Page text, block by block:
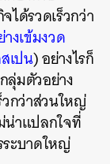
ได้รวดเร็วกว่า
งเข้มงวด
เปน) อย่างไรก็
ลุ่มตัวอย่าง
วกว่าส่วนใหญ่
น่าแปลกใจที่
ระบาดใหญ่